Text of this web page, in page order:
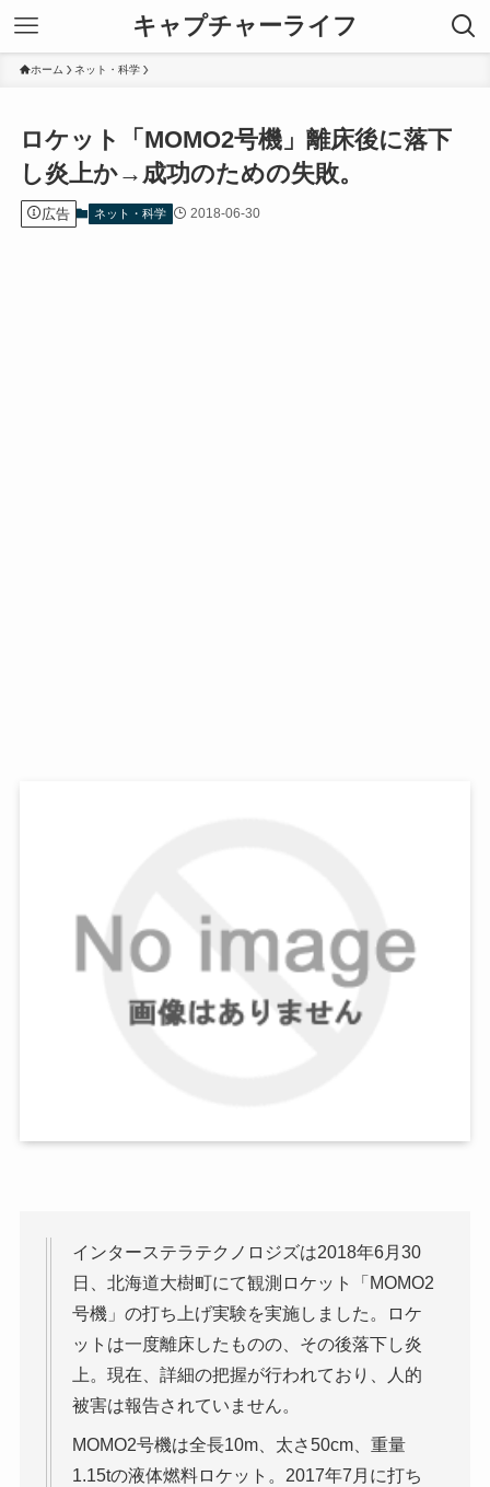
キャプチャーライフ
ホーム ネット・科学
ロケット「MOMO2号機」離床後に落下
し炎上か→成功のための失敗。
広告 ネット・科学 2018-06-30
インターステラテクノロジズは2018年6月30
日、北海道大樹町にて観測ロケット「MOMO2
号機」の打ち上げ実験を実施しました。ロケ
ットは一度離床したものの、その後落下し炎
上。現在、詳細の把握が行われており、人的
被害は報告されていません。
MOMO2号機は全長10m、太さ50cm、重量
1.15tの液体燃料ロケット。2017年7月に打ち